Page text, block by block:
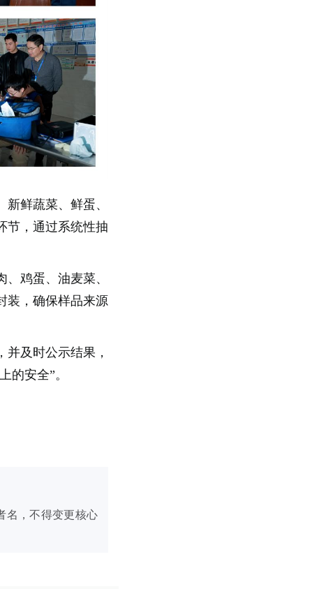
鲜蔬菜、鲜蛋、
节，通过系统性抽
鸡蛋、油麦菜、
装，确保样品来源
及时公示结果，
的安全”。
名，不得变更核心